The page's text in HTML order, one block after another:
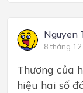
Nguyen
8 tháng
Thương của
hiệu hai số